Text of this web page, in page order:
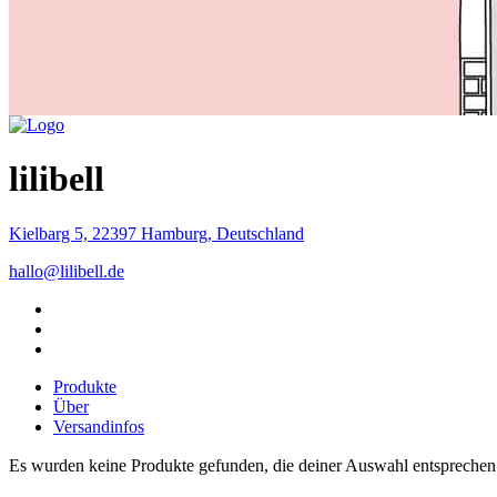
lilibell
Kielbarg 5, 22397 Hamburg, Deutschland
hallo@lilibell.de
Produkte
Über
Versandinfos
Es wurden keine Produkte gefunden, die deiner Auswahl